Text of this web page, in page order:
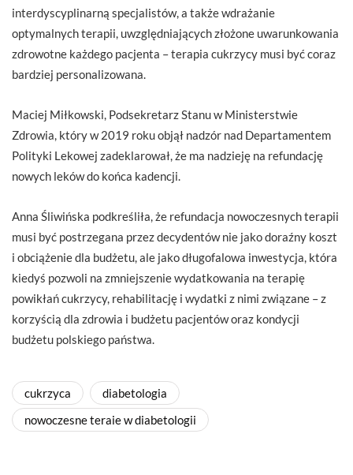
interdyscyplinarną specjalistów, a także wdrażanie
optymalnych terapii, uwzględniających złożone uwarunkowania
zdrowotne każdego pacjenta – terapia cukrzycy musi być coraz
bardziej personalizowana.
Maciej Miłkowski, Podsekretarz Stanu w Ministerstwie
Zdrowia, który w 2019 roku objął nadzór nad Departamentem
Polityki Lekowej zadeklarował, że ma nadzieję na refundację
nowych leków do końca kadencji.
Anna Śliwińska podkreśliła, że refundacja nowoczesnych terapii
musi być postrzegana przez decydentów nie jako doraźny koszt
i obciążenie dla budżetu, ale jako długofalowa inwestycja, która
kiedyś pozwoli na zmniejszenie wydatkowania na terapię
powikłań cukrzycy, rehabilitację i wydatki z nimi związane – z
korzyścią dla zdrowia i budżetu pacjentów oraz kondycji
budżetu polskiego państwa.
cukrzyca
diabetologia
nowoczesne teraie w diabetologii